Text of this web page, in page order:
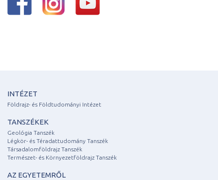
INTÉZET
Földrajz- és Földtudományi Intézet
TANSZÉKEK
Geológia Tanszék
Légkör- és Téradattudomány Tanszék
Társadalomföldrajz Tanszék
Természet- és Környezetföldrajz Tanszék
AZ EGYETEMRŐL